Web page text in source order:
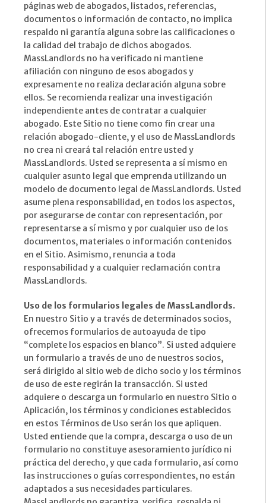
páginas web de abogados, listados, referencias,
documentos o información de contacto, no implica
respaldo ni garantía alguna sobre las calificaciones o
la calidad del trabajo de dichos abogados.
MassLandlords no ha verificado ni mantiene
afiliación con ninguno de esos abogados y
expresamente no realiza declaración alguna sobre
ellos. Se recomienda realizar una investigación
independiente antes de contratar a cualquier
abogado. Este Sitio no tiene como fin crear una
relación abogado-cliente, y el uso de MassLandlords
no crea ni creará tal relación entre usted y
MassLandlords. Usted se representa a sí mismo en
cualquier asunto legal que emprenda utilizando un
modelo de documento legal de MassLandlords. Usted
asume plena responsabilidad, en todos los aspectos,
por asegurarse de contar con representación, por
representarse a sí mismo y por cualquier uso de los
documentos, materiales o información contenidos
en el Sitio. Asimismo, renuncia a toda
responsabilidad y a cualquier reclamación contra
MassLandlords.
Uso de los formularios legales de MassLandlords.
En nuestro Sitio y a través de determinados socios,
ofrecemos formularios de autoayuda de tipo
“complete los espacios en blanco”. Si usted adquiere
un formulario a través de uno de nuestros socios,
será dirigido al sitio web de dicho socio y los términos
de uso de este regirán la transacción. Si usted
adquiere o descarga un formulario en nuestro Sitio o
Aplicación, los términos y condiciones establecidos
en estos Términos de Uso serán los que apliquen.
Usted entiende que la compra, descarga o uso de un
formulario no constituye asesoramiento jurídico ni
práctica del derecho, y que cada formulario, así como
las instrucciones o guías correspondientes, no están
adaptados a sus necesidades particulares.